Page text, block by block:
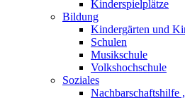
Kinderspielplätze
Bildung
Kindergärten und
Schulen
Musikschule
Volkshochschule
Soziales
Nachbarschaftshilfe